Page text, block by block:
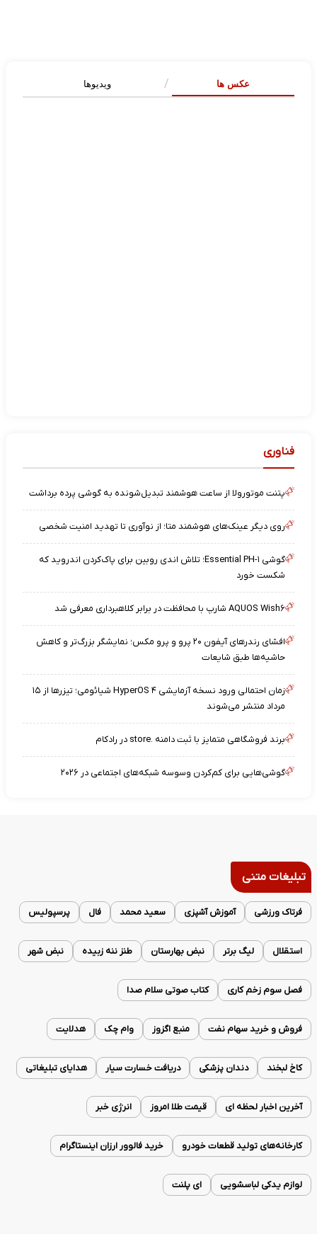
عکس ها ویدیوها
فناوری
پتنت موتورولا از ساعت هوشمند تبدیل‌شونده به گوشی پرده برداشت
روی دیگر عینک‌های هوشمند متا؛ از نوآوری تا تهدید امنیت شخصی
گوشی Essential PH-۱؛ تلاش اندی روبین برای پاک‌کردن اندروید که
شکست خورد
AQUOS Wish۶ شارپ با محافظت در برابر کلاهبرداری معرفی شد
افشای رندرهای آیفون ۲۰ پرو و پرو مکس؛ نمایشگر بزرگ‌تر و کاهش
حاشیه‌ها طبق شایعات
زمان احتمالی ورود نسخه آزمایشی HyperOS ۴ شیائومی؛ تیزرها از ۱۵
مرداد منتشر می‌شوند
برند فروشگاهی متمایز با ثبت دامنه .store در رادکام
گوشی‌هایی برای کم‌کردن وسوسه شبکه‌های اجتماعی در ۲۰۲۶
تبلیغات متنی
فرتاک ورزشی آموزش آشپزی سعید محمد فال پرسپولیس
استقلال لیگ برتر نبض بهارستان طنز ننه زبیده نبض شهر
فصل سوم زخم کاری کتاب صوتی سلام صدا
فروش و خرید سهام نفت منبع اگزوز وام چک هدلایت
کاخ لبخند دندان پزشکی دریافت خسارت سیار هدایای تبلیغاتی
آخرین اخبار لحظه ای قیمت طلا امروز انرژی خبر
کارخانه‌های تولید قطعات خودرو خرید فالوور ارزان اینستاگرام
لوازم یدکی لباسشویی ای پلنت